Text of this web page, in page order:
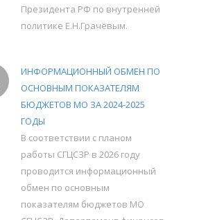
Президента РФ по внутренней
политике Е.Н.Грачёвым.
ИНФОРМАЦИОННЫЙ ОБМЕН ПО
ОСНОВНЫМ ПОКАЗАТЕЛЯМ
БЮДЖЕТОВ МО ЗА 2024-2025
ГОДЫ
В соответствии с планом
работы СГЦСЗР в 2026 году
проводится информационный
обмен по основным
показателям бюджетов МО